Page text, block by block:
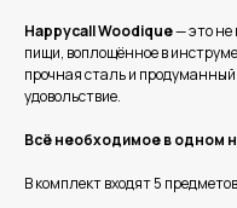
Happycall Woodique— это не
пищи, воплощённое в
прочная сталь и
удовольствие.
Всё необходимое в одном
В комплект входят 5